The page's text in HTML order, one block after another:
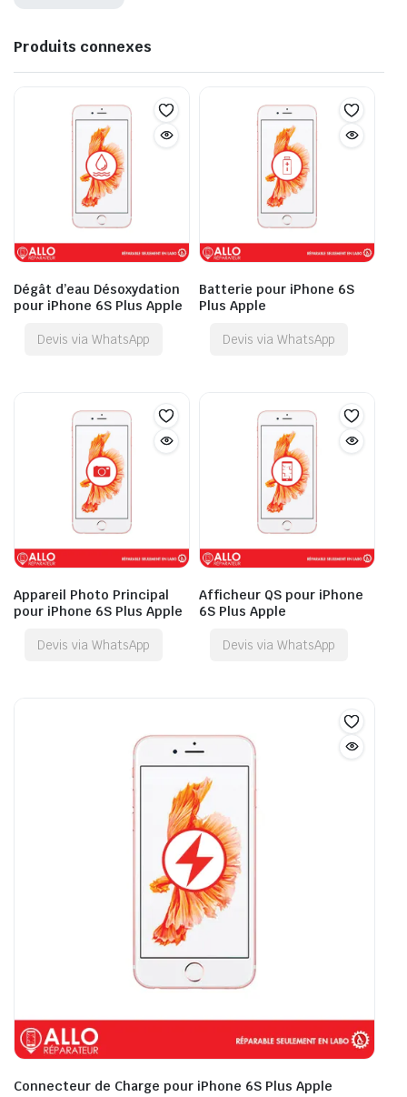
Produits connexes
Dégât d’eau Désoxydation
pour iPhone 6S Plus Apple
Devis via WhatsApp
Batterie pour iPhone 6S
Plus Apple
Devis via WhatsApp
Appareil Photo Principal
pour iPhone 6S Plus Apple
Devis via WhatsApp
Afficheur QS pour iPhone
6S Plus Apple
Devis via WhatsApp
Connecteur de Charge pour iPhone 6S Plus Apple